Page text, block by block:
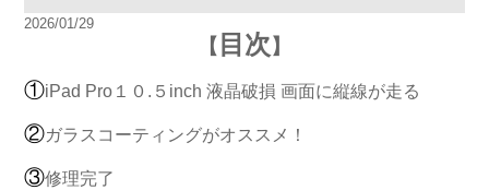
2026/01/29
【 目次】
①iPad Pro１０.５inch 液晶破損 画面に縦線が走る
②ガラスコーティングがオススメ！
③修理完了